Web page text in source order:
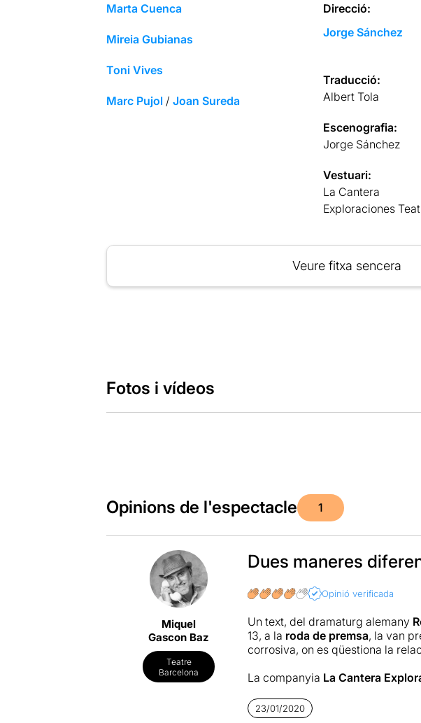
Marta Cuenca
Mireia Gubianas
Toni Vives
Marc Pujol / Joan Sureda
Direcció:
Jorge Sánchez
Traducció:
Albert Tola
Escenografia:
Jorge Sánchez
Vestuari:
La Cantera
Exploraciones
Veure fitxa sencera
Fotos i vídeos
Opinions de l'espectacle 1
Miquel
Gascon Baz
Teatre
Barcelona
Dues maneres
Opinió verificada
Un text, del dramaturg alemany
13, a la roda de premsa, la van
corrosiva, on es qüestiona la
La companyia La Cantera
Roland Schimmelpfennig
23/01/2020